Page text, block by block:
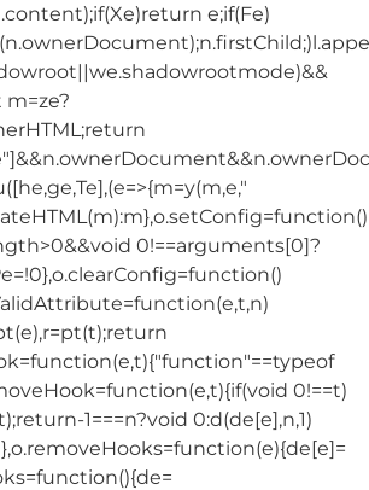
e;if(Fe)
m=ze?
0!==arguments[0]?
0!==t)
1===n?void 0:d(de[e],n,1)